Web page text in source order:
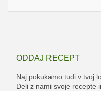
ODDAJ RECEPT
Naj pokukamo tudi v tvoj
Deli z nami svoje recepte